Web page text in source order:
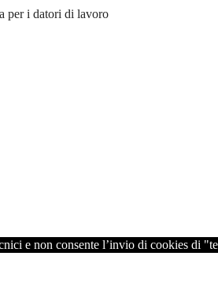
per i datori di lavoro
e non consente l’invio di cookies di